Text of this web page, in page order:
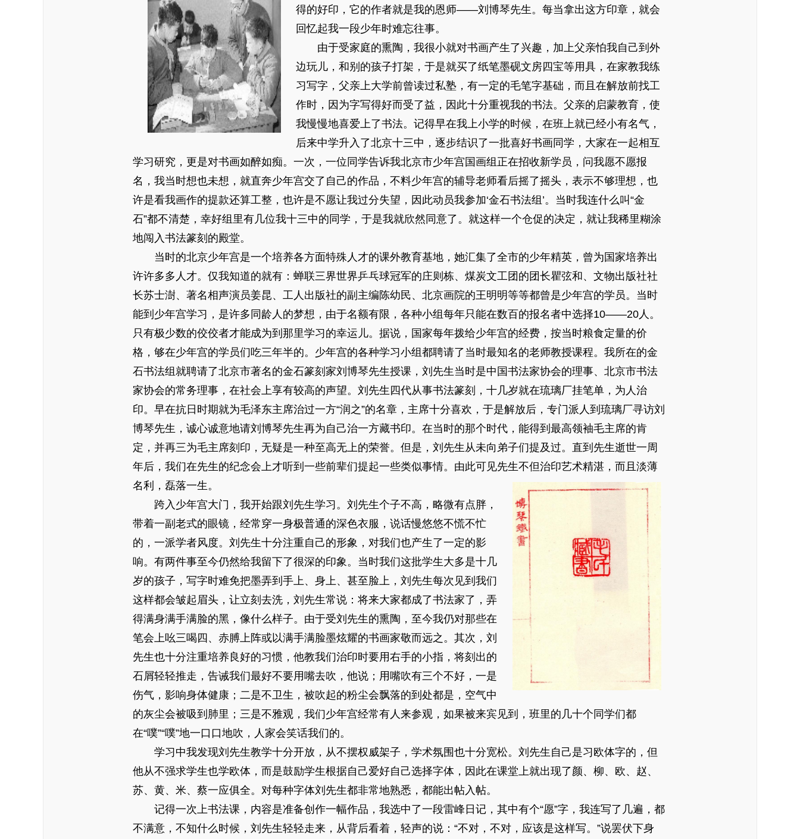
得的好印，它的作者就是我的恩师——刘博琴先生。每当拿出这方印章，就会
回忆起我一段少年时难忘往事。
由于受家庭的熏陶，我很小就对书画产生了兴趣，加上父亲怕我自己到外
边玩儿，和别的孩子打架，于是就买了纸笔墨砚文房四宝等用具，在家教我练
习写字，父亲上大学前曾读过私塾，有一定的毛笔字基础，而且在解放前找工
作时，因为字写得好而受了益，因此十分重视我的书法。父亲的启蒙教育，使
我慢慢地喜爱上了书法。记得早在我上小学的时候，在班上就已经小有名气，
后来中学升入了北京十三中，逐步结识了一批喜好书画同学，大家在一起相互
学习研究，更是对书画如醉如痴。一次，一位同学告诉我北京市少年宫国画组正在招收新学员，问我愿不愿报
名，我当时想也未想，就直奔少年宫交了自己的作品，不料少年宫的辅导老师看后摇了摇头，表示不够理想，也
许是看我画作的提款还算工整，也许是不愿让我过分失望，因此动员我参加‘金石书法组’。当时我连什么叫“金
石”都不清楚，幸好组里有几位我十三中的同学，于是我就欣然同意了。就这样一个仓促的决定，就让我稀里糊涂
地闯入书法篆刻的殿堂。
当时的北京少年宫是一个培养各方面特殊人才的课外教育基地，她汇集了全市的少年精英，曾为国家培养出
许许多多人才。仅我知道的就有：蝉联三界世界乒乓球冠军的庄则栋、煤炭文工团的团长瞿弦和、文物出版社社
长苏士澍、著名相声演员姜昆、工人出版社的副主编陈幼民、北京画院的王明明等等都曾是少年宫的学员。当时
能到少年宫学习，是许多同龄人的梦想，由于名额有限，各种小组每年只能在数百的报名者中选择10——20人。
只有极少数的佼佼者才能成为到那里学习的幸运儿。据说，国家每年拨给少年宫的经费，按当时粮食定量的价
格，够在少年宫的学员们吃三年半的。少年宫的各种学习小组都聘请了当时最知名的老师教授课程。我所在的金
石书法组就聘请了北京市著名的金石篆刻家刘博琴先生授课，刘先生当时是中国书法家协会的理事、北京市书法
家协会的常务理事，在社会上享有较高的声望。刘先生四代从事书法篆刻，十几岁就在琉璃厂挂笔单，为人治
印。早在抗日时期就为毛泽东主席治过一方“润之”的名章，主席十分喜欢，于是解放后，专门派人到琉璃厂寻访刘
博琴先生，诚心诚意地请刘博琴先生再为自己治一方藏书印。在当时的那个时代，能得到最高领袖毛主席的肯
定，并再三为毛主席刻印，无疑是一种至高无上的荣誉。但是，刘先生从未向弟子们提及过。直到先生逝世一周
年后，我们在先生的纪念会上才听到一些前辈们提起一些类似事情。由此可见先生不但治印艺术精湛，而且淡薄
名利，磊落一生。
跨入少年宫大门，我开始跟刘先生学习。刘先生个子不高，略微有点胖，
带着一副老式的眼镜，经常穿一身极普通的深色衣服，说话慢悠悠不慌不忙
的，一派学者风度。刘先生十分注重自己的形象，对我们也产生了一定的影
响。有两件事至今仍然给我留下了很深的印象。当时我们这批学生大多是十几
岁的孩子，写字时难免把墨弄到手上、身上、甚至脸上，刘先生每次见到我们
这样都会皱起眉头，让立刻去洗，刘先生常说：将来大家都成了书法家了，弄
得满身满手满脸的黑，像什么样子。由于受刘先生的熏陶，至今我仍对那些在
笔会上吆三喝四、赤膊上阵或以满手满脸墨炫耀的书画家敬而远之。其次，刘
先生也十分注重培养良好的习惯，他教我们治印时要用右手的小指，将刻出的
石屑轻轻推走，告诫我们最好不要用嘴去吹，他说；用嘴吹有三个不好，一是
伤气，影响身体健康；二是不卫生，被吹起的粉尘会飘落的到处都是，空气中
的灰尘会被吸到肺里；三是不雅观，我们少年宫经常有人来参观，如果被来宾见到，班里的几十个同学们都
在“噗”“噗”地一口口地吹，人家会笑话我们的。
学习中我发现刘先生教学十分开放，从不摆权威架子，学术氛围也十分宽松。刘先生自己是习欧体字的，但
他从不强求学生也学欧体，而是鼓励学生根据自己爱好自己选择字体，因此在课堂上就出现了颜、柳、欧、赵、
苏、黄、米、蔡一应俱全。对每种字体刘先生都非常地熟悉，都能出帖入帖。
记得一次上书法课，内容是准备创作一幅作品，我选中了一段雷峰日记，其中有个“愿”字，我连写了几遍，都
不满意，不知什么时候，刘先生轻轻走来，从背后看着，轻声的说：“不对，不对，应该是这样写。”说罢伏下身